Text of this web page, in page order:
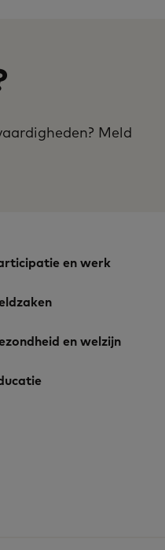
Meld
en werk
en welzijn